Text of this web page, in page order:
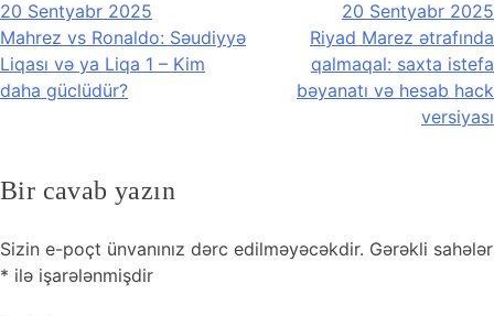
naviqasiyası
20 Sentyabr 2025
Mahrez vs Ronaldo: Səudiyyə
Liqası və ya Liqa 1 – Kim
daha güclüdür?
20 Sentyabr 2025
Riyad Marez ətrafında
qalmaqal: saxta istefa
bəyanatı və hesab hack
versiyası
Bir cavab yazın
Sizin e-poçt ünvanınız dərc edilməyəcəkdir. Gərəkli sahələr
* ilə işarələnmişdir